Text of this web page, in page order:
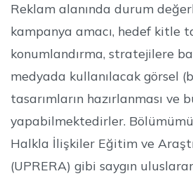
Reklam alanında durum
kampanya amacı, hedef kitle
konumlandırma, stratejilere
medyada kullanılacak görsel
tasarımların hazırlanması ve
yapabilmektedirler.
Halkla İlişkiler Eğitim ve
(UPRERA) gibi saygın